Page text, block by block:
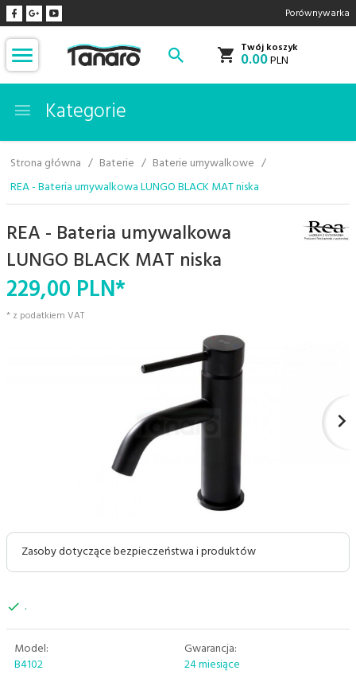
Porównywarka
Twój koszyk
0.00PLN
Kategorie
Strona główna Baterie
Baterie umywalkowe
REA - Bateria umywalkowa LUNGO BLACK MAT niska
REA - Bateria umywalkowa
LUNGO BLACK MAT niska
229,00 PLN*
* z podatkiem VAT
Zasoby dotyczące bezpieczeństwa i produktów
.
Model:
B4102
Gwarancja:
24 miesiące